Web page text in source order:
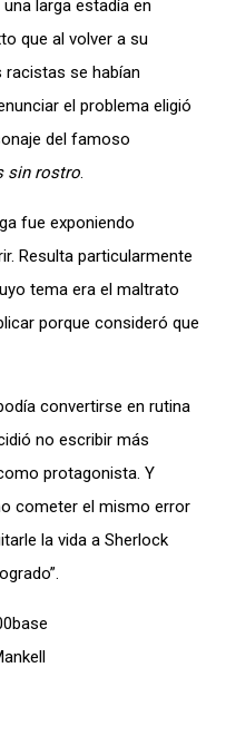
larga estadía en
que al volver a su
racistas se habían
el problema eligió
del famoso
sin rostro.
fue exponiendo
Resulta particularmente
tema era el maltrato
porque consideró que
convertirse en rutina
no escribir más
protagonista. Y
cometer el mismo error
la vida a Sherlock